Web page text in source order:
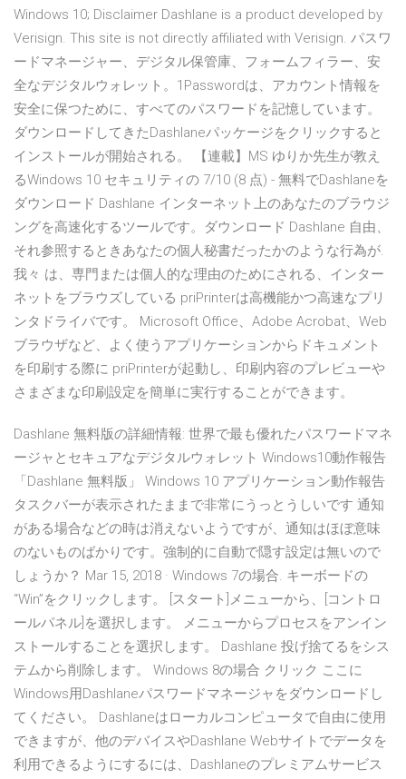
Windows 10; Disclaimer Dashlane is a product developed by
Verisign. This site is not directly affiliated with Verisign. パスワ
ードマネージャー、デジタル保管庫、フォームフィラー、安
全なデジタルウォレット。1Passwordは、アカウント情報を
安全に保つために、すべてのパスワードを記憶しています。
ダウンロードしてきたDashlaneパッケージをクリックすると
インストールが開始される。 【連載】MS ゆりか先生が教え
るWindows 10 セキュリティの 7/10 (8 点) - 無料でDashlaneを
ダウンロード Dashlane インターネット上のあなたのブラウジ
ングを高速化するツールです。ダウンロード Dashlane 自由、
それ参照するときあなたの個人秘書だったかのような行為が.
我々 は、専門または個人的な理由のためにされる、インター
ネットをブラウズしている priPrinterは高機能かつ高速なプリ
ンタドライバです。 Microsoft Office、Adobe Acrobat、Web
ブラウザなど、よく使うアプリケーションからドキュメント
を印刷する際に priPrinterが起動し、印刷内容のプレビューや
さまざまな印刷設定を簡単に実行することができます。
Dashlane 無料版の詳細情報: 世界で最も優れたパスワードマネ
ージャとセキュアなデジタルウォレット Windows10動作報告
「Dashlane 無料版」 Windows 10 アプリケーション動作報告
タスクバーが表示されたままで非常にうっとうしいです 通知
がある場合などの時は消えないようですが、通知はほぼ意味
のないものばかりです。強制的に自動で隠す設定は無いので
しょうか？ Mar 15, 2018 · Windows 7の場合. キーボードの
“Win”をクリックします。 [スタート]メニューから、[コントロ
ールパネル]を選択します。 メニューからプロセスをアンイン
ストールすることを選択します。 Dashlane 投げ捨てるをシス
テムから削除します。 Windows 8の場合 クリック ここに
Windows用Dashlaneパスワードマネージャをダウンロードし
てください。 Dashlaneはローカルコンピュータで自由に使用
できますが、他のデバイスやDashlane Webサイトでデータを
利用できるようにするには、Dashlaneのプレミアムサービス